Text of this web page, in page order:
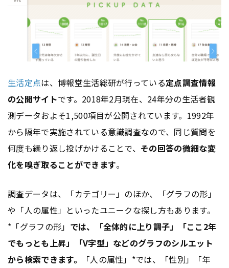
生活定点は、博報堂生活総研が行っている定点調査情報
の公開サイトです。2018年2月現在、24年分の生活者観
測データおよそ1,500項目が公開されています。1992年
から隔年で実施されている意識調査なので、同じ質問を
何度も繰り返し投げかけることで、 その回答の微細な変
化を嗅ぎ取ることができます。
調査データは、「カテゴリー」のほか、「グラフの形」
や「人の属性」といったユニークな探し方もあります。
*「グラフの形」 では、「全体的に上り調子」「ここ2年
でもっとも上昇」「V字型」などのグラフのシルエット
から検索できます。
「人の属性」*では、「性別」「年